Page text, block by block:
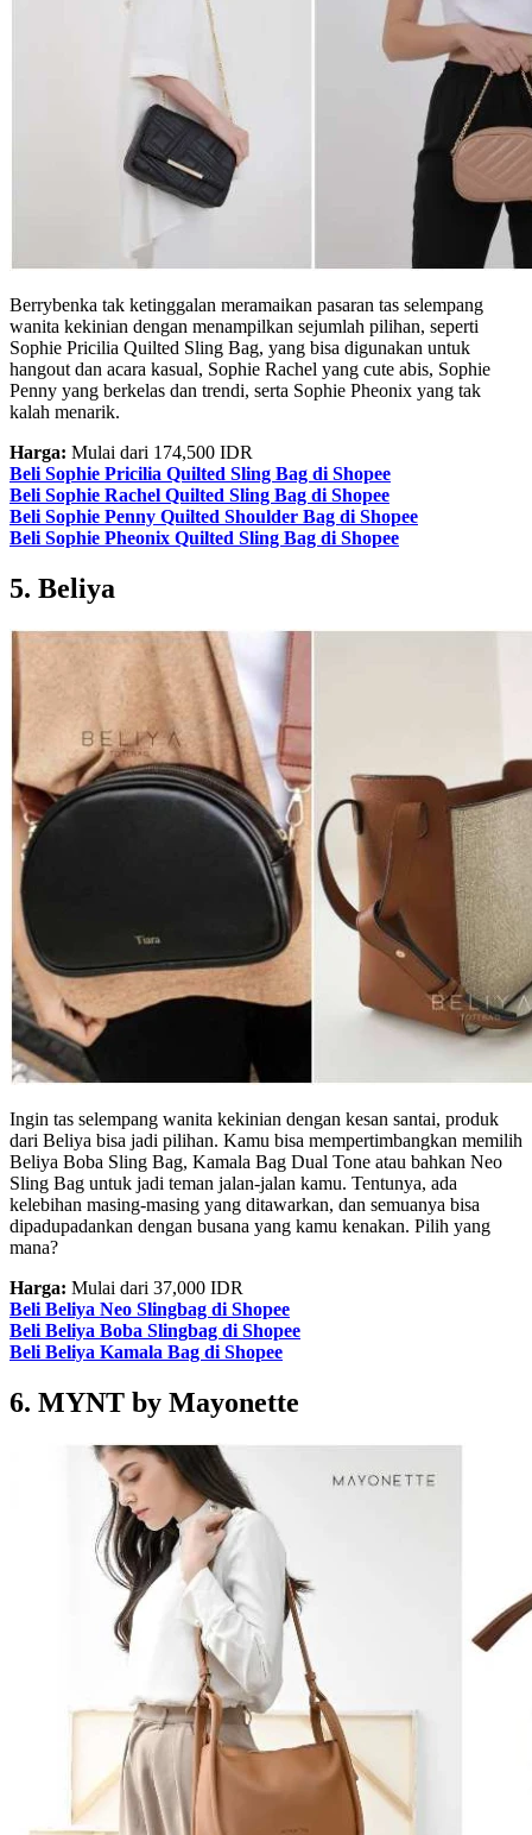
Berrybenka tak ketinggalan meramaikan pasaran tas selempang
wanita kekinian dengan menampilkan sejumlah pilihan, seperti
Sophie Pricilia Quilted Sling Bag, yang bisa digunakan untuk
hangout dan acara kasual, Sophie Rachel yang cute abis, Sophie
Penny yang berkelas dan trendi, serta Sophie Pheonix yang tak
kalah menarik.
Harga: Mulai dari 174,500 IDR
Beli Sophie Pricilia Quilted Sling Bag di Shopee
Beli Sophie Rachel Quilted Sling Bag di Shopee
Beli Sophie Penny Quilted Shoulder Bag di Shopee
Beli Sophie Pheonix Quilted Sling Bag di Shopee
5. Beliya
Ingin tas selempang wanita kekinian dengan kesan santai, produk
dari Beliya bisa jadi pilihan. Kamu bisa mempertimbangkan memilih
Beliya Boba Sling Bag, Kamala Bag Dual Tone atau bahkan Neo
Sling Bag untuk jadi teman jalan-jalan kamu. Tentunya, ada
kelebihan masing-masing yang ditawarkan, dan semuanya bisa
dipadupadankan dengan busana yang kamu kenakan. Pilih yang
mana?
Harga: Mulai dari 37,000 IDR
Beli Beliya Neo Slingbag di Shopee
Beli Beliya Boba Slingbag di Shopee
Beli Beliya Kamala Bag di Shopee
6. MYNT by Mayonette